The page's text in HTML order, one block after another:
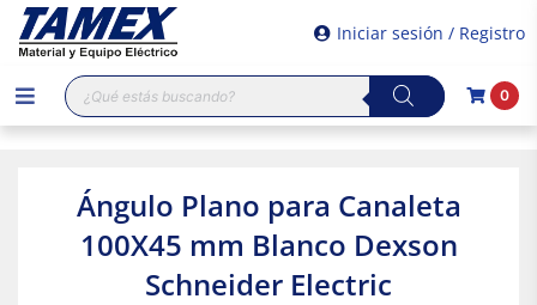
Iniciar sesión / Registro
Búsqueda
de
productos
0
Ángulo Plano para Canaleta
100X45 mm Blanco Dexson
Schneider Electric